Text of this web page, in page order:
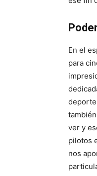
En el
para
ver y
pilotos
nos